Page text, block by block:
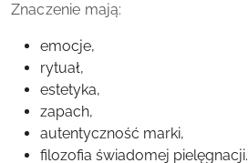
Znaczenie mają:
emocje,
rytuał,
estetyka,
zapach,
autentyczność marki,
filozofia świadomej pielęgnacji.